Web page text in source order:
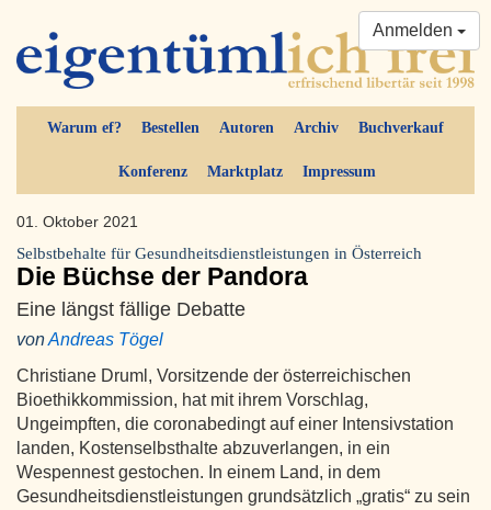
Warum ef? Bestellen Autoren Archiv Buchverkauf
Konferenz Marktplatz Impressum
Anmelden
01. Oktober 2021
Selbstbehalte für Gesundheitsdienstleistungen in Österreich
Die Büchse der Pandora
Eine längst fällige Debatte
vonAndreas Tögel
Christiane Druml, Vorsitzende der österreichischen
Bioethikkommission, hat mit ihrem Vorschlag,
Ungeimpften, die coronabedingt auf einer Intensivstation
landen, Kostenselbsthalte abzuverlangen, in ein
Wespennest gestochen. In einem Land, in dem
Gesundheitsdienstleistungen grundsätzlich „gratis“ zu sein